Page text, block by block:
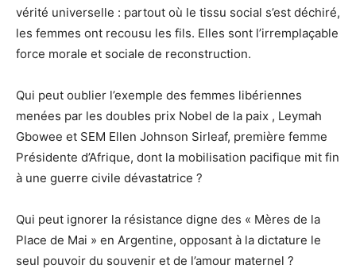
vérité universelle : partout où le tissu social s’est déchiré,
les femmes ont recousu les fils. Elles sont l’irremplaçable
force morale et sociale de reconstruction.
Qui peut oublier l’exemple des femmes libériennes
menées par les doubles prix Nobel de la paix , Leymah
Gbowee et SEM Ellen Johnson Sirleaf, première femme
Présidente d’Afrique, dont la mobilisation pacifique mit fin
à une guerre civile dévastatrice ?
Qui peut ignorer la résistance digne des « Mères de la
Place de Mai » en Argentine, opposant à la dictature le
seul pouvoir du souvenir et de l’amour maternel ?